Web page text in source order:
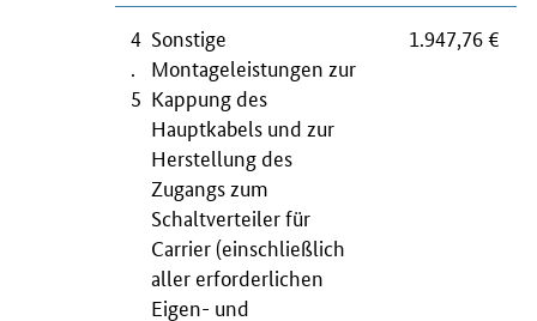
4
5
Sonstige
Montageleistungen zur
Kappung des
Hauptkabels und zur
Herstellung des
Zugangs zum
Schaltverteiler für
Carrier(einschließlich
aller erforderlichen
Eigen- und
1.947,76 €